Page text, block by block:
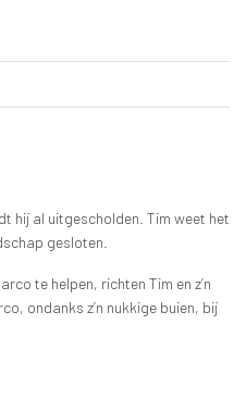
hij al uitgescholden. Tim weet het
gesloten.
te helpen, richten Tim en z’n
ondanks z’n nukkige buien, bij